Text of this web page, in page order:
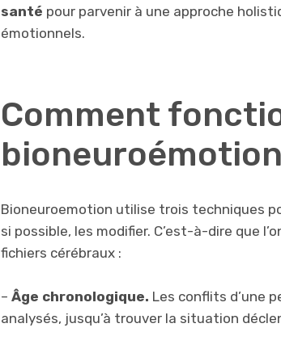
santé pour parvenir à une approche
émotionnels.
Comment
Bioneuroemotion utilise trois techniques
si possible, les modifier. C’est-à-dire que
fichiers cérébraux :
– Âge chronologique. Les conflits d’une
analysés, jusqu’à trouver la situation